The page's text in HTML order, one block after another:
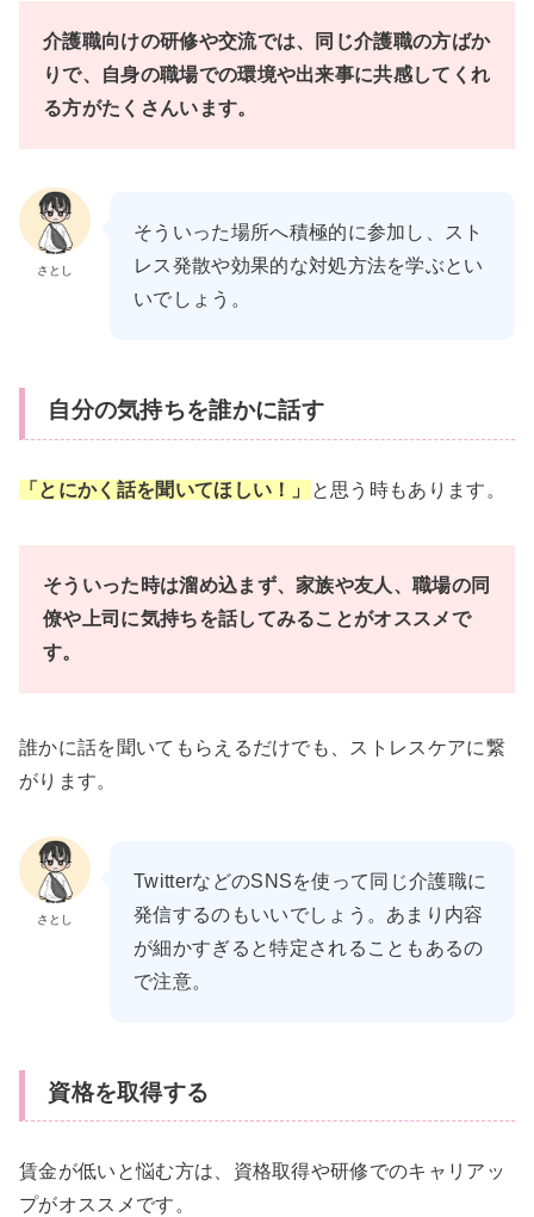
介護職向けの研修や交流では、同じ介護職の方ばか
りで、自身の職場での環境や出来事に共感してくれ
る方がたくさんいます。
さとし
そういった場所へ積極的に参加し、スト
レス発散や効果的な対処方法を学ぶとい
いでしょう。
自分の気持ちを誰かに話す
「とにかく話を聞いてほしい！」 と思う時もあります。
そういった時は溜め込まず、家族や友人、職場の同
僚や上司に気持ちを話してみることがオススメで
す。
誰かに話を聞いてもらえるだけでも、ストレスケアに繋
がります。
さとし
TwitterなどのSNSを使って同じ介護職に
発信するのもいいでしょう。あまり内容
が細かすぎると特定されることもあるの
で注意。
資格を取得する
賃金が低いと悩む方は、資格取得や研修でのキャリアッ
プがオススメです。